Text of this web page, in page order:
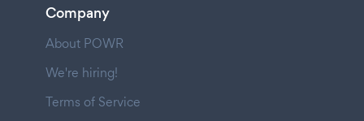
Company
About POWR
We're hiring!
Terms of Service